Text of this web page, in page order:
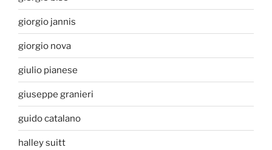
giorgio jannis
giorgio nova
giulio pianese
giuseppe granieri
guido catalano
halley suitt